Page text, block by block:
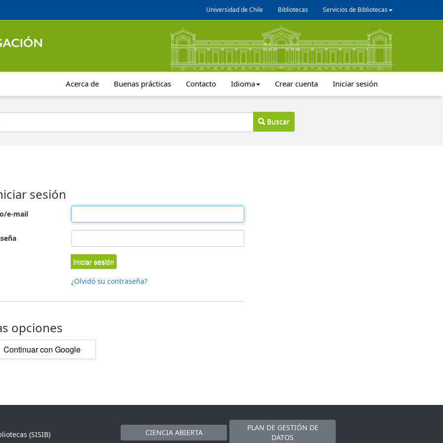
Universidad de Chile Bibliotecas Servicios de Bibliotecas
Acerca de Buenas prácticas Contacto Idioma Crear cuenta Iniciar sesión
Buscar
sesión
e-mail
Iniciar sesión
¿Olvidó su contraseña?
opciones
Continuar con Google
(SISIB)
CIENCIA ABIERTA
PLAN DE GESTIÓN DE
DATOS